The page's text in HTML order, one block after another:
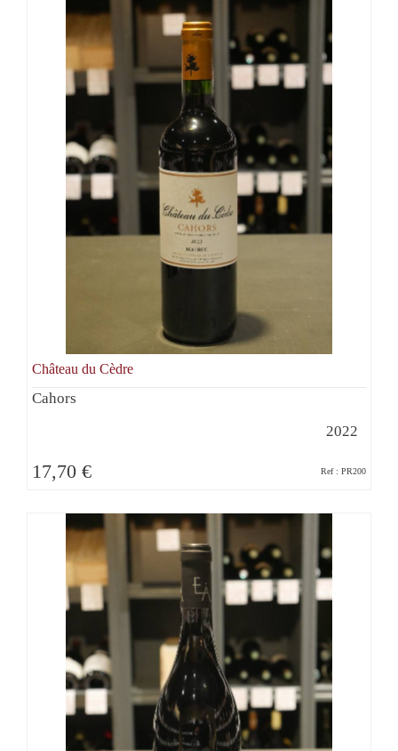
Château du Cèdre
Cahors
2022
17,70 € Ref : PR200